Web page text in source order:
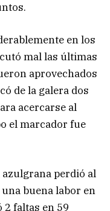
en los
mal las últimas
aprovechados
de la galera dos
acercarse al
el marcador fue
perdió al
buena labor en
2 faltas en 59